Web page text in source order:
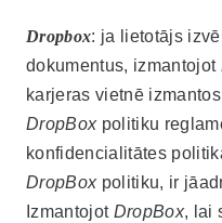
Dropbox: ja lietotājs
dokumentus, izmantojot
karjeras vietnē
DropBoxpolitiku
konfidencialitātes
DropBoxpolitiku, ir
Izmantojot DropBox, lai